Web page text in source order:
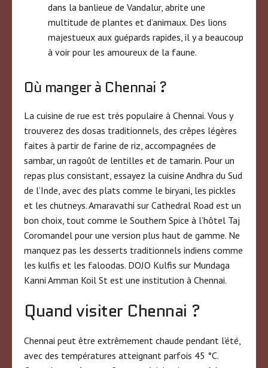
dans la banlieue de Vandalur, abrite une
multitude de plantes et d’animaux. Des lions
majestueux aux guépards rapides, il y a beaucoup
à voir pour les amoureux de la faune.
Où manger à Chennai ?
La cuisine de rue est très populaire à Chennai. Vous y
trouverez des dosas traditionnels, des crêpes légères
faites à partir de farine de riz, accompagnées de
sambar, un ragoût de lentilles et de tamarin. Pour un
repas plus consistant, essayez la cuisine Andhra du Sud
de l’Inde, avec des plats comme le biryani, les pickles
et les chutneys. Amaravathi sur Cathedral Road est un
bon choix, tout comme le Southern Spice à l’hôtel Taj
Coromandel pour une version plus haut de gamme. Ne
manquez pas les desserts traditionnels indiens comme
les kulfis et les faloodas. DOJO Kulfis sur Mundaga
Kanni Amman Koil St est une institution à Chennai.
Quand visiter Chennai ?
Chennai peut être extrêmement chaude pendant l’été,
avec des températures atteignant parfois 45 °C.